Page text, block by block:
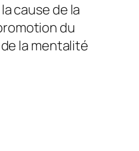
cause de la
du
la mentalité